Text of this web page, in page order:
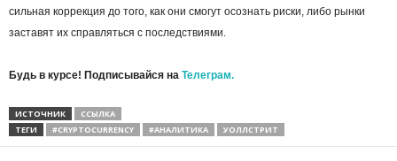
сильная коррекция до того, как они смогут осознать риски, либо рынки
заставят их справляться с последствиями.
Будь в курсе! Подписывайся на Телеграм.
ИСТОЧНИК
ССЫЛКА
ТЕГИ
#CRYPTOCURRENCY #АНАЛИТИКА УОЛЛСТРИТ